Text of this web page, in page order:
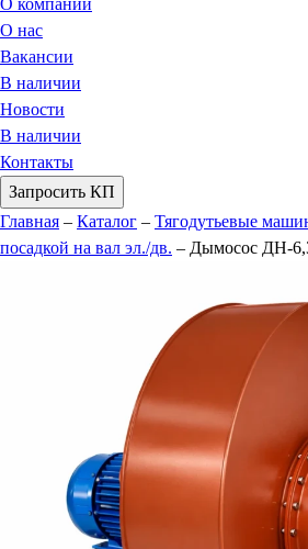
О компании
О нас
Вакансии
В наличии
Новости
В наличии
Контакты
Запросить КП
Главная – Каталог – Тягодутьевые
посадкой на вал эл./дв. – Дымосос ДН-